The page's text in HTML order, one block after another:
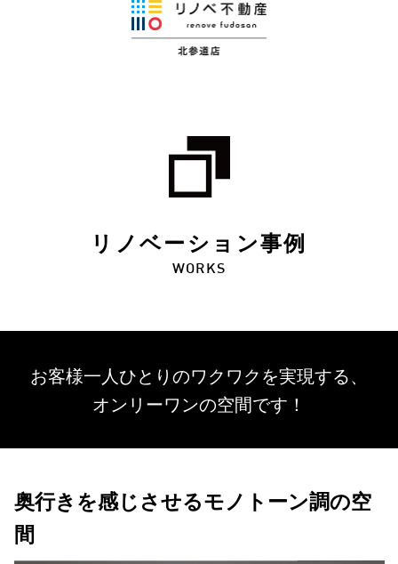
リノベーション事例
WORKS
お客様一人ひとりのワクワクを実現する、
オンリーワンの空間です！
奥行きを感じさせるモノトーン調の空
間